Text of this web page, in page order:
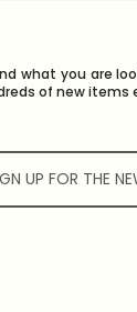
what you are
of new items
UP FOR THE